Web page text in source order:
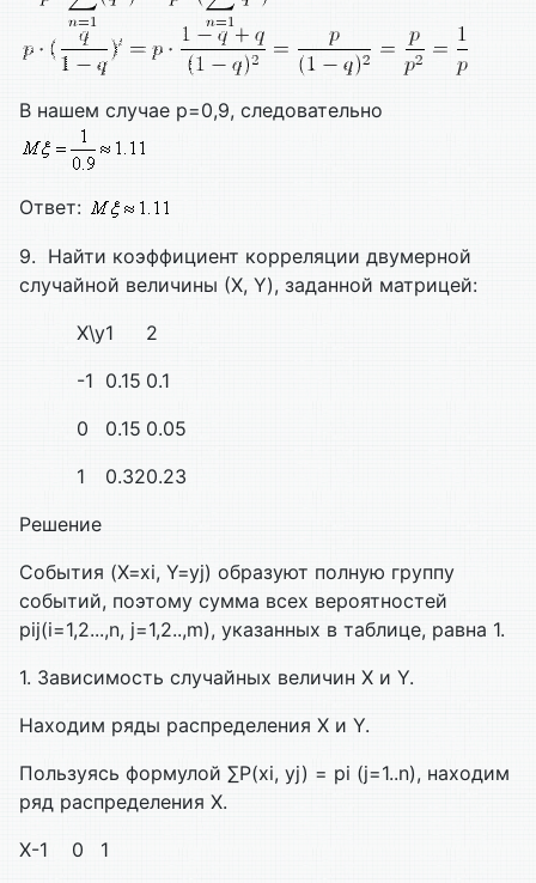
В нашем случае р=0,9, следовательно
Ответ:
9. Найти коэффициент корреляции двумерной
случайной величины (Х, Y), заданной матрицей:
X\y1
2
-1 0.15 0.1
0
0.15 0.05
1
0.320.23
Решение
События (X=xi, Y=yj) образуют полную группу
событий, поэтому сумма всех вероятностей
pij(i=1,2...,n, j=1,2..,m), указанных в таблице, равна 1.
1. Зависимость случайных величин X и Y.
Находим ряды распределения X и Y.
Пользуясь формулой ∑P(xi, yj) = pi (j=1..n), находим
ряд распределения X.
X-1 0
1